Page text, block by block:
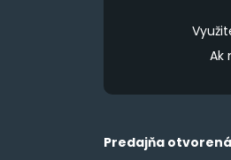
Ak
Predajňa